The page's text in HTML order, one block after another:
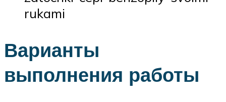
rukami
Варианты
выполнения работы